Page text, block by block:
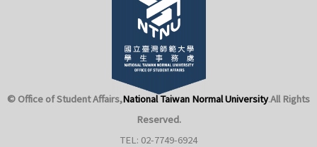
© Office of Student Affairs,National Taiwan Normal University.All Rights
Reserved.
TEL: 02-7749-6924